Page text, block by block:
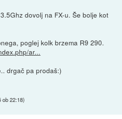
dovolj na FX-u. Še bolje kot
poglej kolk brzema R9 290.
ar...
drgač pa prodaš:)
ob 22:18)